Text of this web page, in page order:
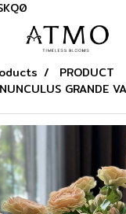
PRODUCT
GRANDE